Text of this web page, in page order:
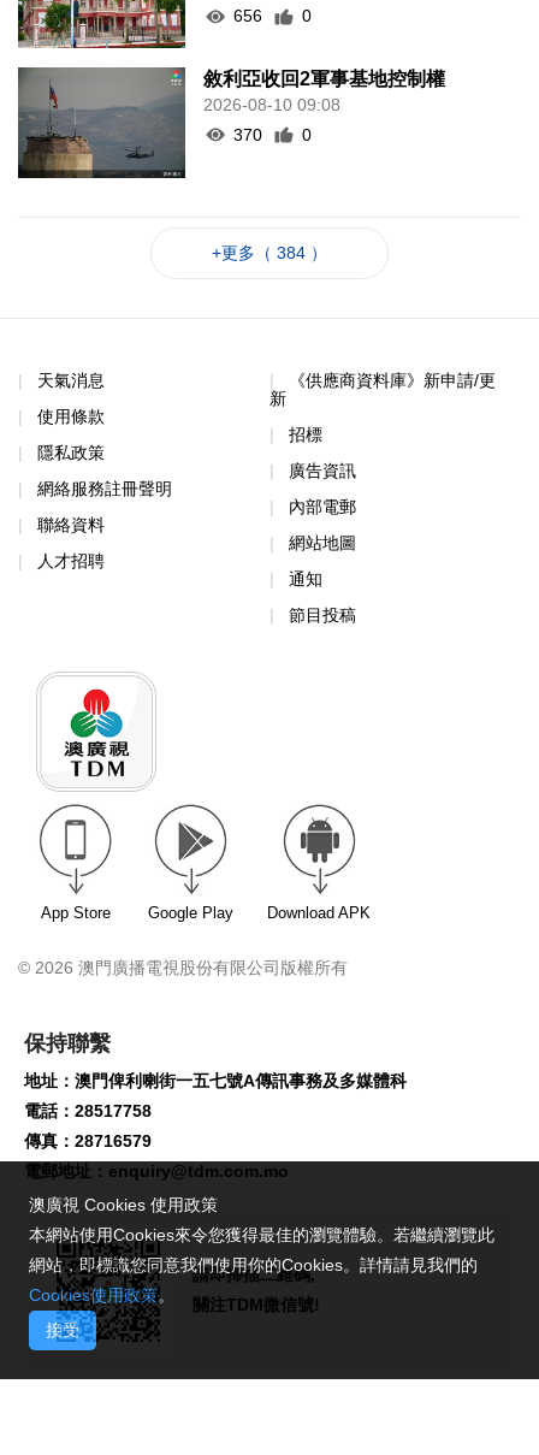
656
0
敘利亞收回2軍事基地控制權
2026-08-10 09:08
370
0
+更多（ 384 ）
天氣消息
使用條款
隱私政策
網絡服務註冊聲明
聯絡資料
人才招聘
《供應商資料庫》新申請/更
新
招標
廣告資訊
內部電郵
網站地圖
通知
節目投稿
App Store Google Play Download APK
© 2026 澳門廣播電視股份有限公司版權所有
保持聯繫
地址：澳門俾利喇街一五七號A傳訊事務及多媒體科
電話：28517758
傳真：28716579
電郵地址： enquiry@tdm.com.mo
請即掃描二維碼,
關注TDM微信號!
澳廣視 Cookies 使用政策
本網站使用Cookies來令您獲得最佳的瀏覽體驗。若繼續瀏覽此
網站，即標識您同意我們使用你的Cookies。詳情請見我們的
Cookies使用政策。
接受